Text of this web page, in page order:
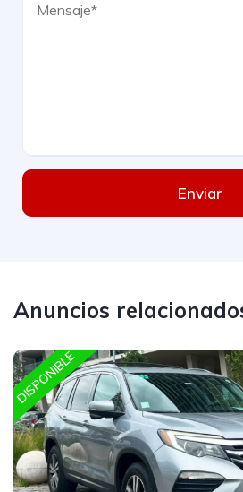
Enviar
Anuncios
DISPONIBLE